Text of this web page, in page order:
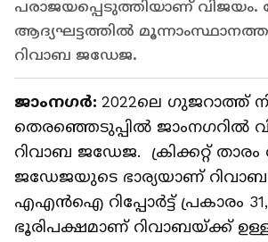
പരാജയപ്പെടുത്തിയാണ് വിജയം.
ആദ്യഘട്ടത്തില്‍
റിവാബ ജഡേജ.
ജാംനഗർ: 2022ലെ ഗുജറാത്ത്
തെരഞ്ഞെടുപ്പിൽ ജാംനഗറില്‍
റിവാബ ജഡേജ. ക്രിക്കറ്റ് താരം
ജഡേജയുടെ ഭാര്യയാണ്
എഎന്‍ഐ റിപ്പോര്‍ട്ട് പ്രകാരം
ഭൂരിപക്ഷമാണ് റിവാബയ്ക്ക്